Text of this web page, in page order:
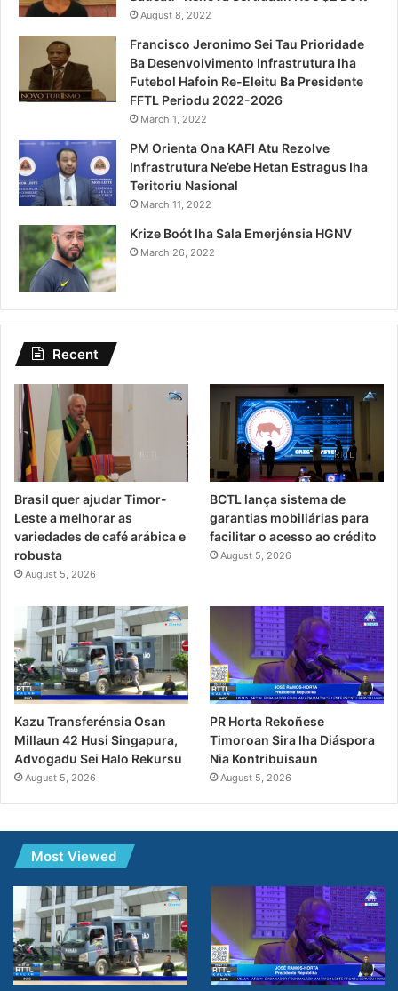
August 8, 2022
Francisco Jeronimo Sei Tau Prioridade
Ba Desenvolvimento Infrastrutura Iha
Futebol Hafoin Re-Eleitu Ba Presidente
FFTL Periodu 2022-2026
March 1, 2022
PM Orienta Ona KAFI Atu Rezolve
Infrastrutura Ne’ebe Hetan Estragus Iha
Teritoriu Nasional
March 11, 2022
Krize Boót Iha Sala Emerjénsia HGNV
March 26, 2022
Recent
Brasil quer ajudar Timor-
Leste a melhorar as
variedades de café arábica e
robusta
August 5, 2026
BCTL lança sistema de
garantias mobiliárias para
facilitar o acesso ao crédito
August 5, 2026
Kazu Transferénsia Osan
Millaun 42 Husi Singapura,
Advogadu Sei Halo Rekursu
August 5, 2026
PR Horta Rekoñese
Timoroan Sira Iha Diáspora
Nia Kontribuisaun
August 5, 2026
Most Viewed